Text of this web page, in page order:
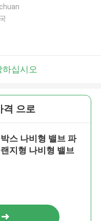
하십시오
격 으로
스 나비형 밸브 파
지형 나비형 밸브